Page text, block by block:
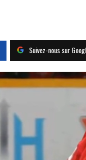
Suivez-nous sur